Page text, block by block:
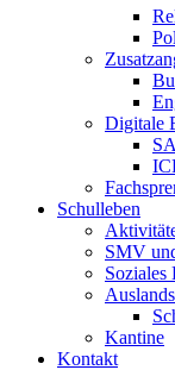
Digitale
Schulleben
SMV
Soziales
Kantine
Kontakt